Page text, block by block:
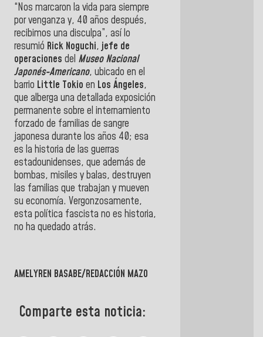
“Nos marcaron la vida para siempre
por venganza y, 40 años después,
recibimos una disculpa”, así lo
resumió Rick Noguchi,jefe de
operaciones del Museo Nacional
Japonés-Americano, ubicado en el
barrio Little Tokio en Los Ángeles,
que alberga una detallada exposición
permanente sobre el internamiento
forzado de familias de sangre
japonesa durante los años 40; esa
es la historia de las guerras
estadounidenses, que además de
bombas, misiles y balas, destruyen
las familias que trabajan y mueven
su economía. Vergonzosamente,
esta política fascista no es historia,
no ha quedado atrás.
AMELYREN BASABE/REDACCIÓN MAZO
Comparte esta noticia: